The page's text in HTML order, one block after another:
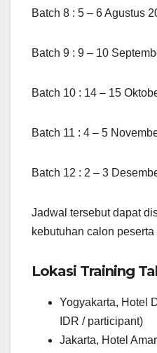
Batch 8 : 5 – 6 Agustus
Batch 9 : 9 – 10
Batch 10 : 14 – 15
Batch 11 : 4 – 5
Batch 12 : 2 – 3
Jadwal tersebut dapat
kebutuhan calon peserta
Lokasi Training
Yogyakarta, Hotel
IDR / participant)
Jakarta, Hotel